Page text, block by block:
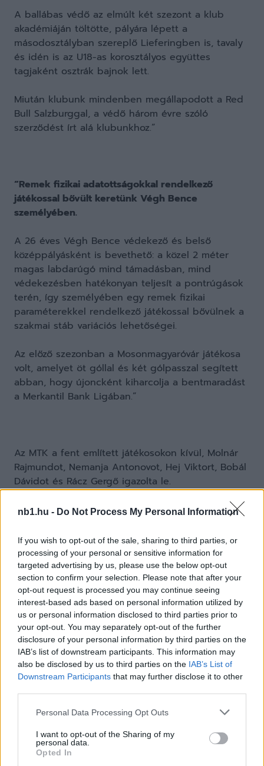
nb1.hu - Do Not Process My Personal Information
If you wish to opt-out of the sale, sharing to third parties, or
processing of your personal or sensitive information for
targeted advertising by us, please use the below opt-out
section to confirm your selection. Please note that after your
opt-out request is processed you may continue seeing
interest-based ads based on personal information utilized by
us or personal information disclosed to third parties prior to
your opt-out. You may separately opt-out of the further
disclosure of your personal information by third parties on the
IAB’s list of downstream participants. This information may
also be disclosed by us to third parties on the IAB’s List of
Downstream Participants that may further disclose it to other
Please note that this website/app uses one or more Google
not limited to your visit or usage behaviour. You may click to
grant or deny consent to Google and its third-party tags to
use your data for below specified purposes in below Google
Personal Data Processing Opt Outs
I want to opt-out of the Sharing of my
personal data.
Opted In
A ballábas védő az elmúlt két szezont a klub
akadémiáján töltötte, pályára lépett a
másodosztályban szereplő Lieferingben is, tavaly
és idén is az U18-as korosztályos együttes
tagjaként osztrák bajnok lett.
Miután klubunk mindenben megállapodott a Red
Bull Salzburggal, a védő három évre szóló
szerződést írt alá klubunkhoz.”
“Remek fizikai adatottságokkal rendelkező
játékossal bővült keretünk Végh Bence
személyében.
A 26 éves Végh Bence védekező és belső
középpályásként is bevethető: a közel 2 méter
magas labdarúgó mind támadásban, mind
védekezésben hatékonyan teljesít a pontrúgások
terén, így személyében egy remek fizikai
paraméterekkel rendelkező játékossal bővülnek a
szakmai stáb variációs lehetőségei.
Az előző szezonban a Mosonmagyaróvár játékosa
volt, amelyet öt góllal és két gólpasszal segített
abban, hogy újoncként kiharcolja a bentmaradást
a Merkantil Bank Ligában.”
Az MTK a fent említett játékosokon kívül, Molnár
Rajmundot, Nemanja Antonovot, Hej Viktort, Bobál
Dávidot és Rácz Gergő igazolta le.
Unmute
0%
Borítókép forrása: mtkbudapest/facebook